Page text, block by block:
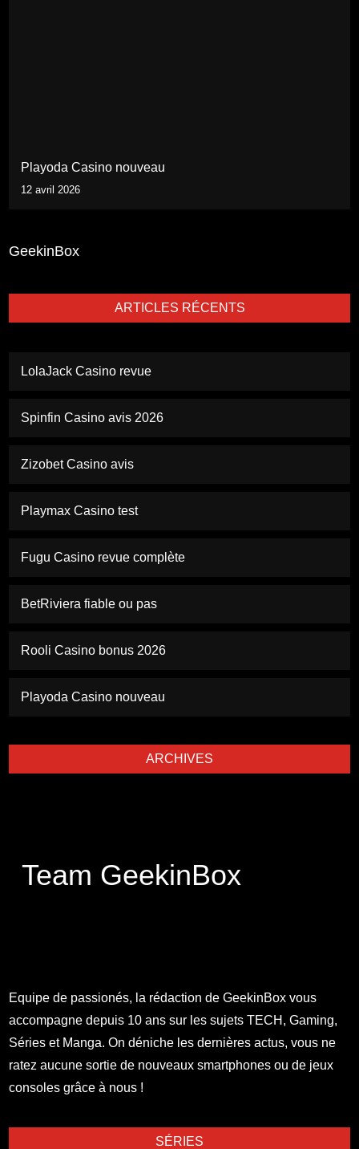
Playoda Casino nouveau
12 avril 2026
GeekinBox
ARTICLES RÉCENTS
LolaJack Casino revue
Spinfin Casino avis 2026
Zizobet Casino avis
Playmax Casino test
Fugu Casino revue complète
BetRiviera fiable ou pas
Rooli Casino bonus 2026
Playoda Casino nouveau
ARCHIVES
Team GeekinBox
Equipe de passionés, la rédaction de GeekinBox vous
accompagne depuis 10 ans sur les sujets TECH, Gaming,
Séries et Manga. On déniche les dernières actus, vous ne
ratez aucune sortie de nouveaux smartphones ou de jeux
consoles grâce à nous !
SÉRIES